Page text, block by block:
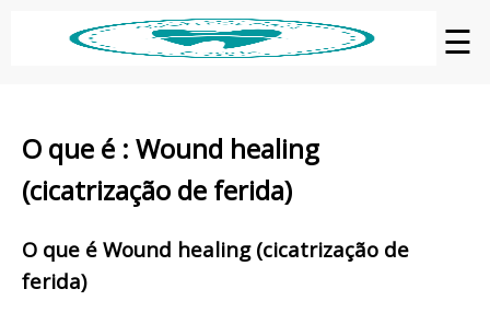
☰
O que é : Wound healing
(cicatrização de ferida)
O que é Wound healing (cicatrização de
ferida)